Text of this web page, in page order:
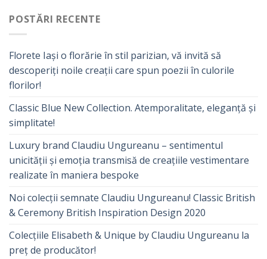
POSTĂRI RECENTE
Florete Iași o florărie în stil parizian, vă invită să
descoperiți noile creații care spun poezii în culorile
florilor!
Classic Blue New Collection. Atemporalitate, eleganță și
simplitate!
Luxury brand Claudiu Ungureanu – sentimentul
unicității și emoția transmisă de creațiile vestimentare
realizate în maniera bespoke
Noi colecții semnate Claudiu Ungureanu! Classic British
& Ceremony British Inspiration Design 2020
Colecțiile Elisabeth & Unique by Claudiu Ungureanu la
preț de producător!